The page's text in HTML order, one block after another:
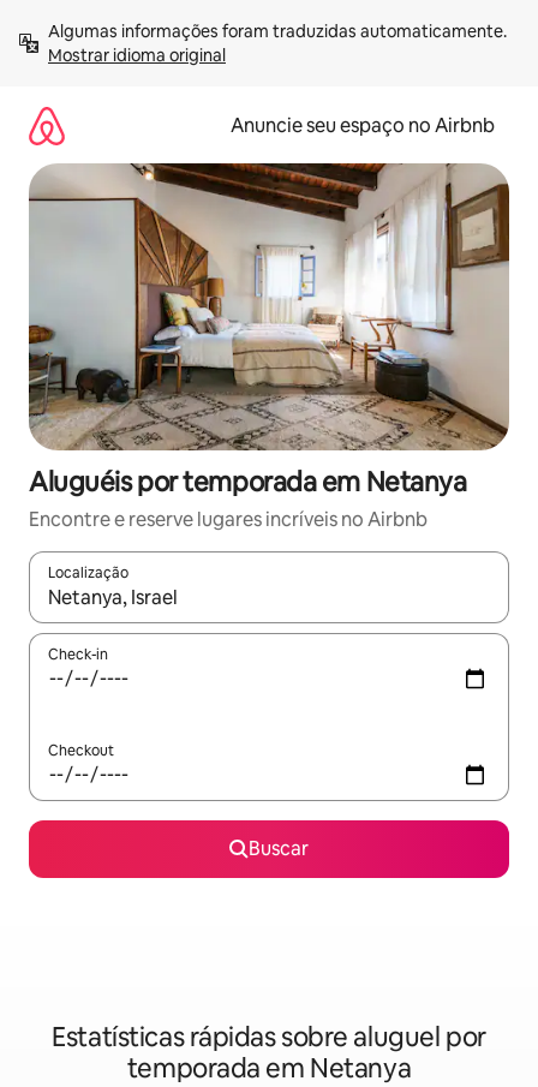
para
Mostrar idioma original
Anuncie seu espaço no Airbnb
Aluguéis por temporada em Netanya
Encontre e reserve lugares incríveis no Airbnb
Localização
Quando os resultados estiverem disponíveis, explore-os
Check-in
Checkout
Buscar
Estatísticas rápidas sobre aluguel por
temporada em Netanya